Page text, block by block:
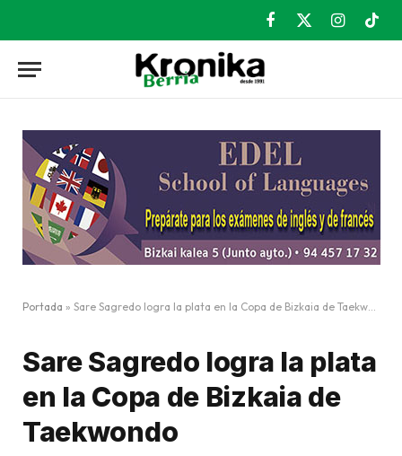
Facebook
X
Instagram
Portada » Sare Sagredo logra la plata en la Copa de Bizkaia de Taekwondo
Sare Sagredo logra la plata
en la Copa de Bizkaia de
Taekwondo